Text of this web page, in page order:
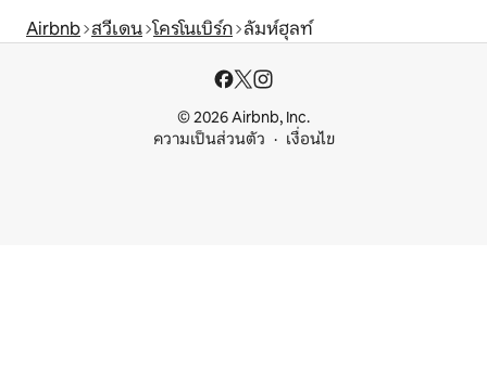
Airbnb สวีเดน โครโนเบิร์ก ลัมห์ฮุลท์
© 2026 Airbnb, Inc.
ความเป็นส่วนตัว
เงื่อนไข